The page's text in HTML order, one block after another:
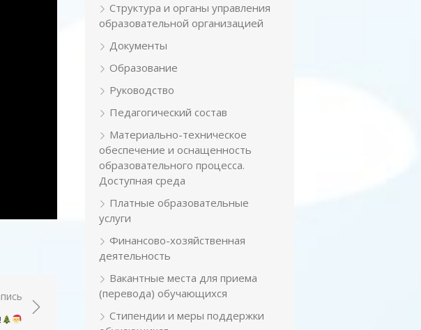
Структура и органы управления
образовательной организацией
Документы
Образование
Руководство
Педагогический состав
Материально-техническое
обеспечение и оснащенность
образовательного процесса.
Доступная среда
Платные образовательные
услуги
Финансово-хозяйственная
деятельность
Вакантные места для приема
(перевода) обучающихся
Стипендии и меры поддержки